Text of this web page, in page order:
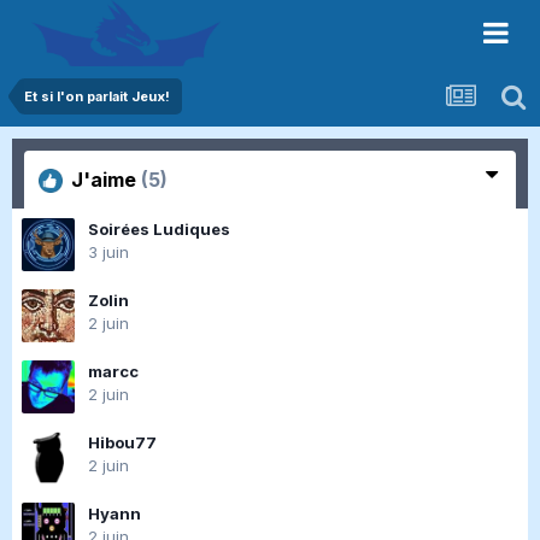
Et si l'on parlait Jeux!
J'aime (5)
Soirées Ludiques
3 juin
Zolin
2 juin
marcc
2 juin
Hibou77
2 juin
Hyann